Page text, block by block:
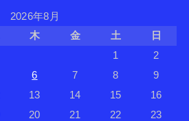
2026年8月
木 金 土
日
1
2
6 7 8
9
13 14 15
16
20 21 22
23